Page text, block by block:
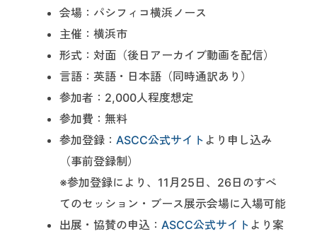
会場：パシフィコ横浜ノース
主催：横浜市
形式：対面（後日アーカイブ動画を配信）
言語：英語・日本語（同時通訳あり）
参加者：2,000人程度想定
参加費：無料
参加登録： ASCC公式サイト より申し込み
（事前登録制）
※参加登録により、11月25日、26日のすべ
てのセッション・ブース展示会場に入場可能
出展・協賛の申込： ASCC公式サイト より案